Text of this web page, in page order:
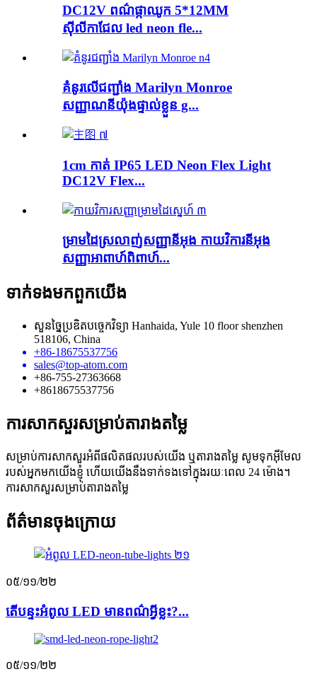
DC12V ពណ៌ផ្កាឈូក 5*12MM
ស៊ីលីកាជែល led neon fle...
គំនូរលើជញ្ជាំង Marilyn Monroe
សញ្ញាណនីយ៉ុងផ្ទាល់ខ្លួន g...
1cm កាត់ IP65 LED Neon Flex Light
DC12V Flex...
ម្រាម​ដៃ​ស្រលាញ់​សញ្ញា​នីអុង កាយវិការ​នីអុង
សញ្ញា​អាពាហ៍ពិពាហ៍...
ទាក់ទង​មក​ពួក​យើង
សួនច្នៃប្រឌិតបច្ចេកវិទ្យា Hanhaida, Yule 10 floor shenzhen
518106, China
+86-18675537756
sales@top-atom.com
+86-755-27363668
+8618675537756
ការសាកសួរសម្រាប់តារាងតម្លៃ
សម្រាប់ការសាកសួរអំពីផលិតផលរបស់យើង ឬតារាងតម្លៃ សូមទុកអ៊ីមែល
របស់អ្នកមកយើងខ្ញុំ ហើយយើងនឹងទាក់ទងទៅក្នុងរយៈពេល 24 ម៉ោង។
ការសាកសួរសម្រាប់តារាងតម្លៃ
ព័ត៌មានចុងក្រោយ
០៥/១១/២២
តើបន្ទះអំពូល LED មានពណ៌អ្វីខ្លះ?...
០៥/១១/២២